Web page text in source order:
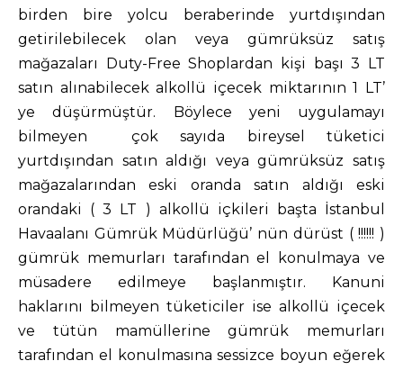
birden bire yolcu beraberinde yurtdışından
getirilebilecek olan veya gümrüksüz satış
mağazaları Duty-Free Shoplardan kişi başı 3 LT
satın alınabilecek alkollü içecek miktarının 1 LT’
ye düşürmüştür. Böylece yeni uygulamayı
bilmeyen çok sayıda bireysel tüketici
yurtdışından satın aldığı veya gümrüksüz satış
mağazalarından eski oranda satın aldığı eski
orandaki ( 3 LT ) alkollü içkileri başta İstanbul
Havaalanı Gümrük Müdürlüğü’ nün dürüst ( !!!!!! )
gümrük memurları tarafından el konulmaya ve
müsadere edilmeye başlanmıştır. Kanuni
haklarını bilmeyen tüketiciler ise alkollü içecek
ve tütün mamüllerine gümrük memurları
tarafından el konulmasına sessizce boyun eğerek